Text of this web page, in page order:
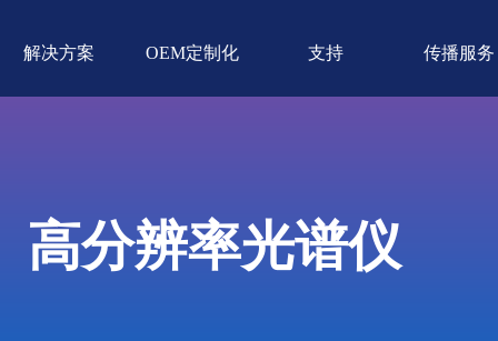
解决方案 OEM定制化 支持 传播服务
高分辨率光谱仪